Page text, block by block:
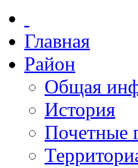
Главная
Район
Общая
История
Почетные